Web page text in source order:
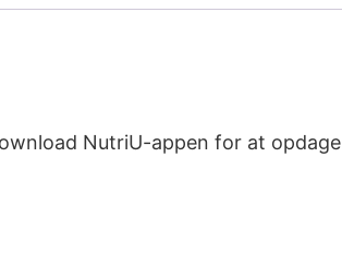
NutriU-appen for at opdage